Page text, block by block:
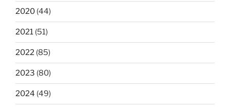
2020 (44)
2021 (51)
2022 (85)
2023 (80)
2024 (49)